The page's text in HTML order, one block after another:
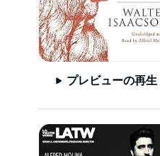
プレビューの再生